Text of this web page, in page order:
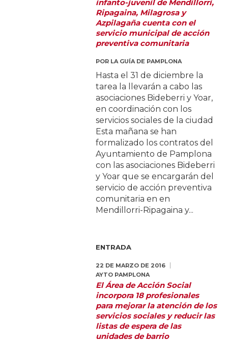
infanto-juvenil de Mendillorri,
Ripagaina, Milagrosa y
Azpilagaña cuenta con el
servicio municipal de acción
preventiva comunitaria
POR LA GUÍA DE PAMPLONA
Hasta el 31 de diciembre la
tarea la llevarán a cabo las
asociaciones Bideberri y Yoar,
en coordinación con los
servicios sociales de la ciudad
Esta mañana se han
formalizado los contratos del
Ayuntamiento de Pamplona
con las asociaciones Bideberri
y Yoar que se encargarán del
servicio de acción preventiva
comunitaria en en
Mendillorri-Ripagaina y...
ENTRADA
22 DE MARZO DE 2016
AYTO PAMPLONA
El Área de Acción Social
incorpora 18 profesionales
para mejorar la atención de los
servicios sociales y reducir las
listas de espera de las
unidades de barrio